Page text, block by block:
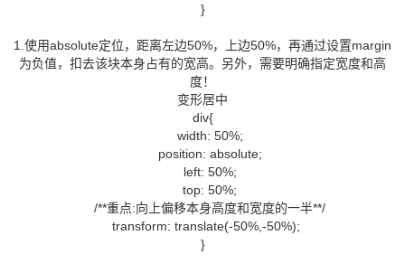
}
1.使用absolute定位，距离左边50%，上边50%，再通过设置margin
为负值，扣去该块本身占有的宽高。另外，需要明确指定宽度和高
度！
变形居中
div{
width: 50%;
position: absolute;
left: 50%;
top: 50%;
/**重点:向上偏移本身高度和宽度的一半**/
transform: translate(-50%,-50%);
}